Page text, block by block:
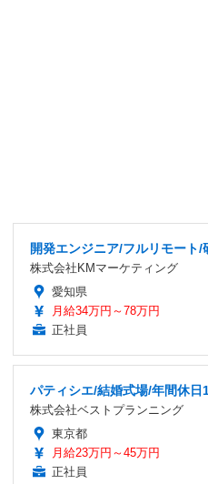
開発エンジニア/フルリモート
株式会社KMマーケティング
愛知県
月給34万円～78万円
正社員
パティシエ/結婚式場/年間休
株式会社ベストプランニング
東京都
月給23万円～45万円
正社員